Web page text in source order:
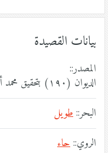
بيانات القصيدة
المصدر::
الديوان (١٩٠) بتحقيق محمد أبو الفضل إبراهيم، دار المعارف
البحر::طويل
الروي::حاء